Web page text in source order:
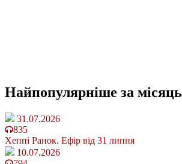
Найпопулярніше за місяць
31.07.2026
835
Хеппі Ранок. Ефір від 31 липня
10.07.2026